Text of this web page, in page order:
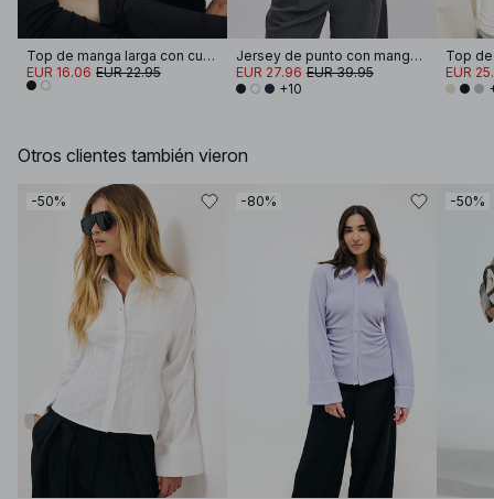
Top de manga larga con cuello de embudo Soft Line
EUR 16.06 EUR 22.95
Jersey de punto con manga doblada
EUR 27.96 EUR 39.95
+10
EUR
Otros clientes también vieron
-50% -80% -50%